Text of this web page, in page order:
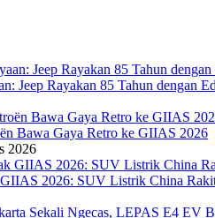
Jeep Rayakan 85 Tahun dengan
Bawa Gaya Retro ke GIIAS 2026
2026
2026: SUV Listrik China